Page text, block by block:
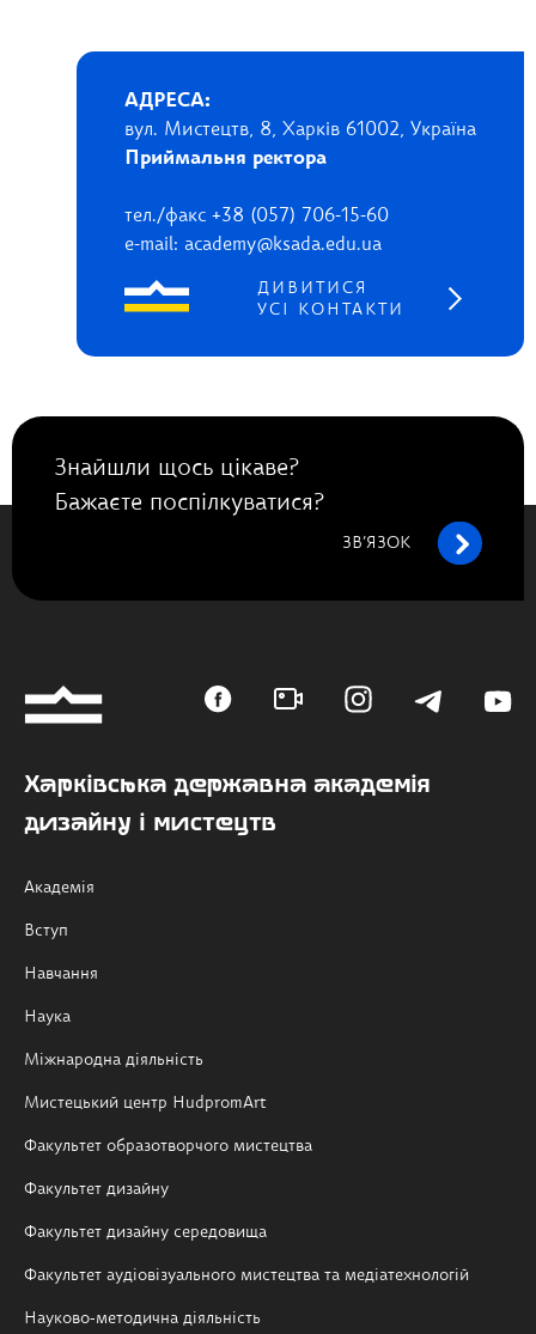
АДРЕСА:
вул. Мистецтв, 8, Харків 61002, Україна
Приймальня ректора
тел./факс +38 (057) 706-15-60
e-mail: academy@ksada.edu.ua
ДИВИТИСЯ
УСІ КОНТАКТИ
Знайшли щось цікаве?
Бажаєте поспілкуватися?
ЗВ’ЯЗОК
Харківська державна академія
дизайну і мистецтв
Академія
Вступ
Навчання
Наука
Міжнародна діяльність
Мистецький центр HudpromArt
Факультет образотворчого мистецтва
Факультет дизайну
Факультет дизайну середовища
Факультет аудіовізуального мистецтва та медіатехнологій
Науково-методична діяльність